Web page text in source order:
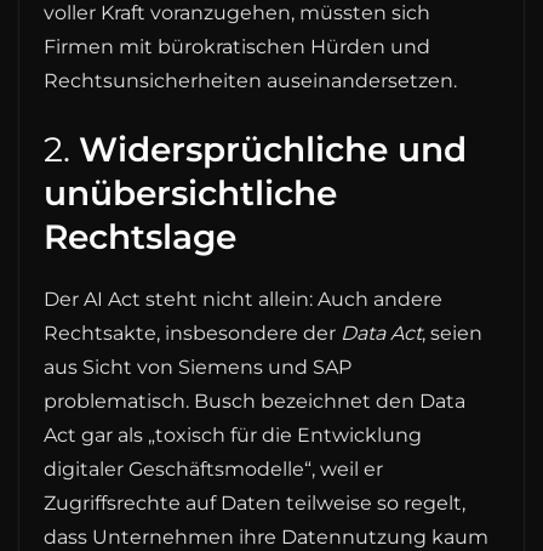
voller Kraft voranzugehen, müssten sich
Firmen mit bürokratischen Hürden und
Rechtsunsicherheiten auseinandersetzen.
2. Widersprüchliche und
unübersichtliche
Rechtslage
Der AI Act steht nicht allein: Auch andere
Rechtsakte, insbesondere der Data Act, seien
aus Sicht von Siemens und SAP
problematisch. Busch bezeichnet den Data
Act gar als „toxisch für die Entwicklung
digitaler Geschäftsmodelle“, weil er
Zugriffsrechte auf Daten teilweise so regelt,
dass Unternehmen ihre Datennutzung kaum